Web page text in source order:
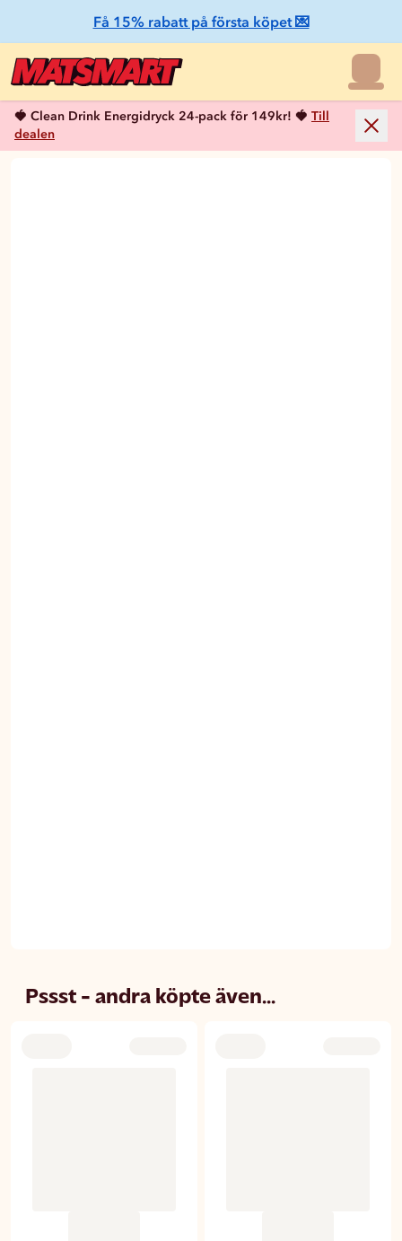
Få 15% rabatt på första köpet 💌
🍓 Clean Drink Energidryck 24-pack för 149kr! 🍓 Till
dealen
Pssst - andra köpte även...